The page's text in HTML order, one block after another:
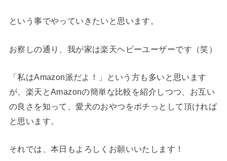
という事でやっていきたいと思います。
お察しの通り、我が家は楽天ヘビーユーザーです（笑）
「私はAmazon派だよ！」という方も多いと思います
が、楽天とAmazonの簡単な比較を紹介しつつ、お互い
の良さを知って、愛犬のおやつをポチっとして頂ければ
と思います。
それでは、本日もよろしくお願いいたします！